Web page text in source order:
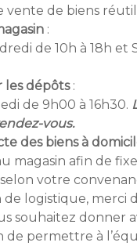
vente de biens
:
de 10h à 18h et
les dépôts:
de 9h00 à 16h30.
vous.
des biens à
magasin afin de
votre
logistique, merci
souhaitez donner
de permettre à